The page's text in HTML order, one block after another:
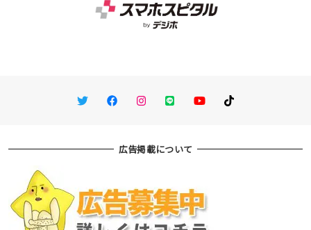
TwitterFacebookInstagram
LINE You TubeTikTok
広告掲載について